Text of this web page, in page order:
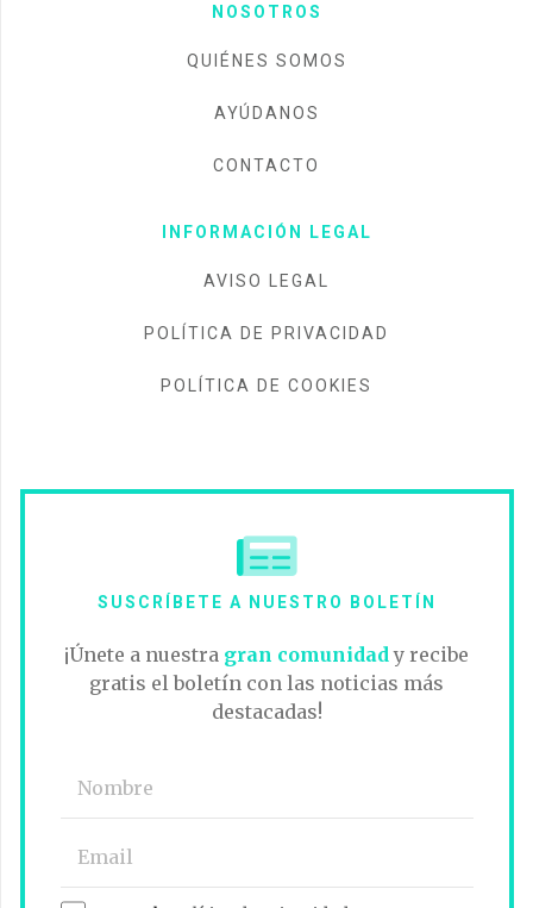
NOSOTROS
QUIÉNES SOMOS
AYÚDANOS
CONTACTO
INFORMACIÓN LEGAL
AVISO LEGAL
POLÍTICA DE PRIVACIDAD
POLÍTICA DE COOKIES
SUSCRÍBETE A NUESTRO BOLETÍN
¡Únete a nuestra gran comunidad y recibe
gratis el boletín con las noticias más
destacadas!